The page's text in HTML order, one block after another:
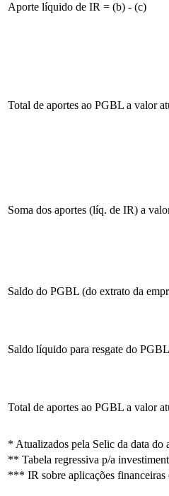
Aporte líquido de IR = (b) - (c)
Total de aportes ao PGBL a valor
Soma dos aportes (líq. de IR) a
Saldo do PGBL (do extrato da
Saldo líquido para resgate do
Total de aportes ao PGBL a valor
* Atualizados pela Selic da data do
** Tabela regressiva p/a
*** IR sobre aplicações financeiras